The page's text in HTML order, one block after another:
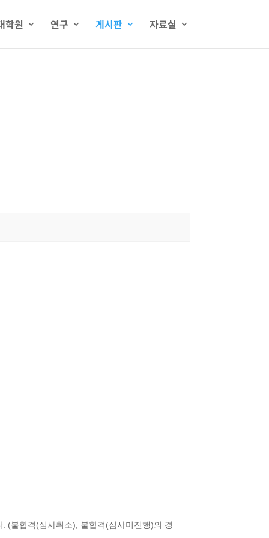
학원 연구 게시판 자료실
불합격(심사취소), 불합격(심사미진행)의 경